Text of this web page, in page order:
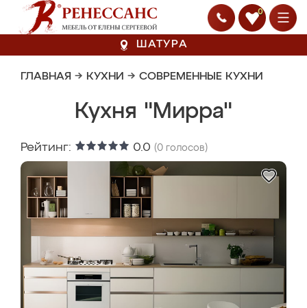
0
ШАТУРА
ГЛАВНАЯ → КУХНИ → СОВРЕМЕННЫЕ КУХНИ
Кухня "Мирра"
Рейтинг: 0.0 (0 голосов)